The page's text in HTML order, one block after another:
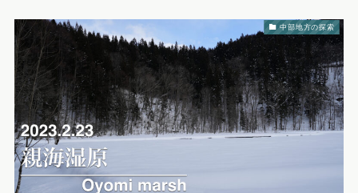
中部地方の探索